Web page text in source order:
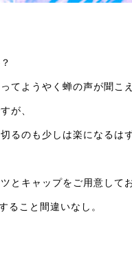
てようやく蝉の声が聞こ
が、
るのも少しは楽になるはず
とキャップをご用意して
こと間違いなし。